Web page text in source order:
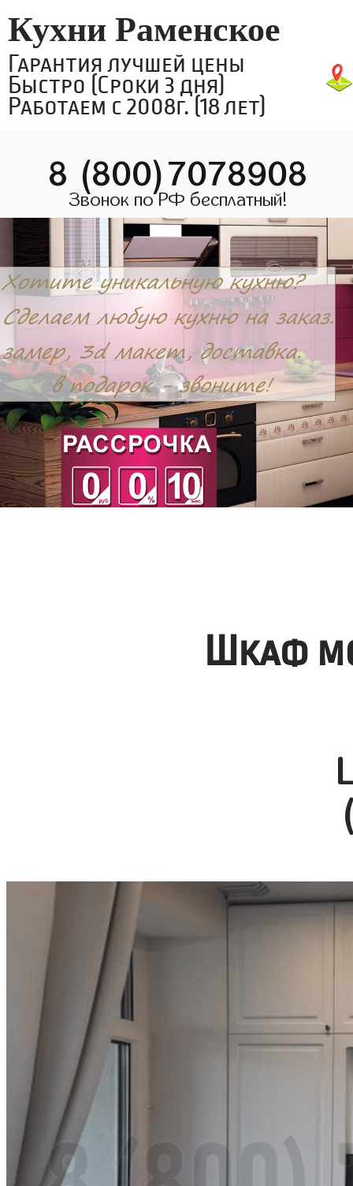
Кухни Раменское
Гарантия лучшей цены
Быстро (Сроки 3 дня)
Работаем с 2008г. (18 лет)
8 (800)7078908
Звонок по РФ бесплатный!
Шкаф